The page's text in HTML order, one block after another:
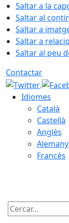
Saltar a la
Saltar al
Saltar a
Saltar a
Saltar al peu
Contactar
Idiomes
Català
Castellà
Anglès
Alemany
Francès
Cercar: